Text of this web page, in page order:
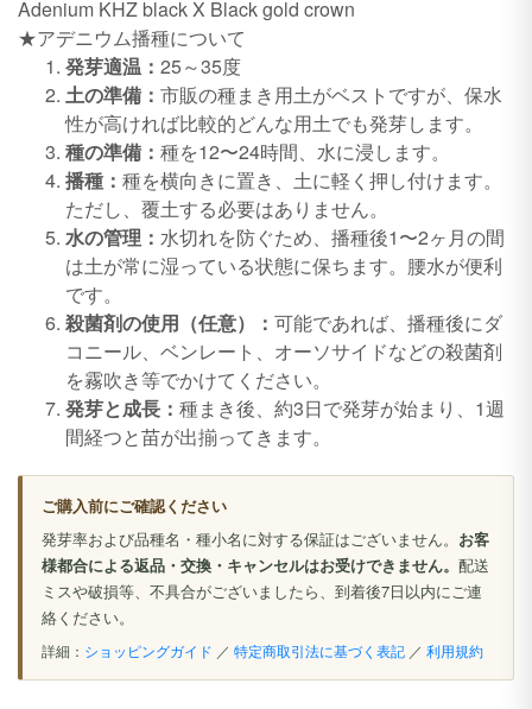
Adenium KHZ black X Black gold crown
★アデニウム播種について
発芽適温： 25～35度
土の準備： 市販の種まき用土がベストですが、保水
性が高ければ比較的どんな用土でも発芽します。
種の準備： 種を12〜24時間、水に浸します。
播種： 種を横向きに置き、土に軽く押し付けます。
ただし、覆土する必要はありません。
水の管理： 水切れを防ぐため、播種後1〜2ヶ月の間
は土が常に湿っている状態に保ちます。腰水が便利
です。
殺菌剤の使用（任意）： 可能であれば、播種後にダ
コニール、ベンレート、オーソサイドなどの殺菌剤
を霧吹き等でかけてください。
発芽と成長： 種まき後、約3日で発芽が始まり、1週
間経つと苗が出揃ってきます。
ご購入前にご確認ください
発芽率および品種名・種小名に対する保証はございません。 お客
様都合による返品・交換・キャンセルはお受けできません。 配送
ミスや破損等、不具合がございましたら、到着後7日以内にご連
絡ください。
詳細： ショッピングガイド ／ 特定商取引法に基づく表記 ／ 利用規約